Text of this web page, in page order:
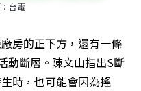
台電
房的正下方，還有一條
動斷層。陳文山指出S斷
時，也可能會因為搖